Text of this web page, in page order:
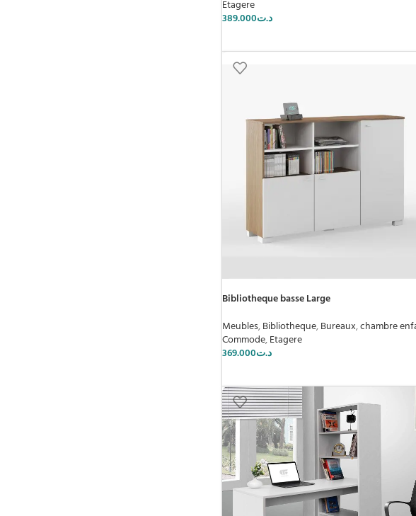
Etagere
د.ت389.000
Bibliotheque basse Large
Meubles,Bibliotheque,Bureaux,chambre
Commode,Etagere
د.ت369.000